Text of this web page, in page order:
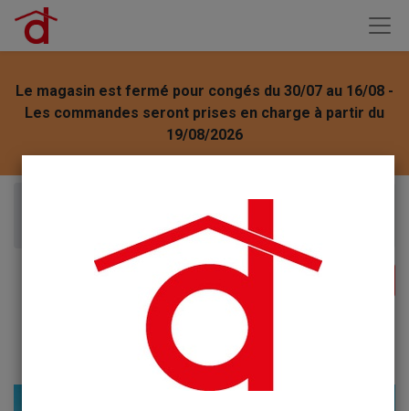
Le magasin est fermé pour congés du 30/07 au 16/08 -
Les commandes seront prises en charge à partir du
19/08/2026
Opinel couteau office manche bois hêtre 112